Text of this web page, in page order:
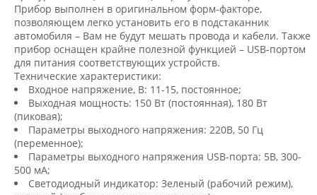
Прибор выполнен в оригинальном форм-факторе,
позволяющем легко установить его в подстаканник
автомобиля – Вам не будут мешать провода и кабели. Также
прибор оснащен крайне полезной функцией – USB-портом
для питания соответствующих устройств.
Технические характеристики:
Входное напряжение, В: 11-15, постоянное;
Выходная мощность: 150 Вт (постоянная), 180 Вт
(пиковая);
Параметры выходного напряжения: 220В, 50 Гц
(переменное);
Параметры выходного напряжения USB-порта: 5В, 300-
500 мА;
Светодиодный индикатор: Зеленый (рабочий режим),